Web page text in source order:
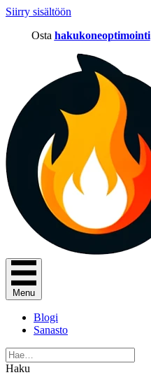
Siirry sisältöön
Osta hakukoneoptimointi
Menu
Blogi
Sanasto
Haku